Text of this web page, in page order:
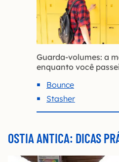
Guarda-volumes: a
enquanto você
Bounce
Stasher
OSTIA ANTICA: DICAS